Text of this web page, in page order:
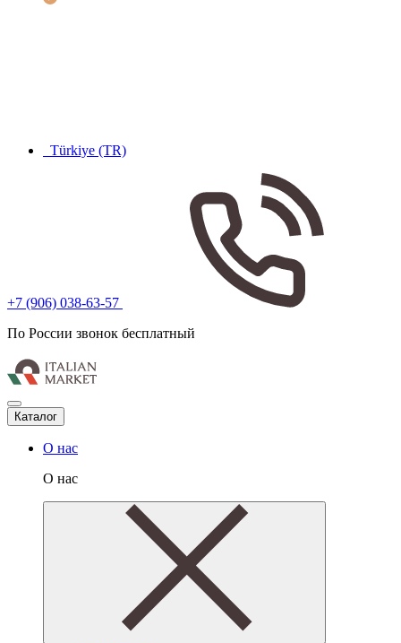
Türkiye (TR)
+7 (906) 038-63-57
По России звонок бесплатный
Каталог
О нас
О нас